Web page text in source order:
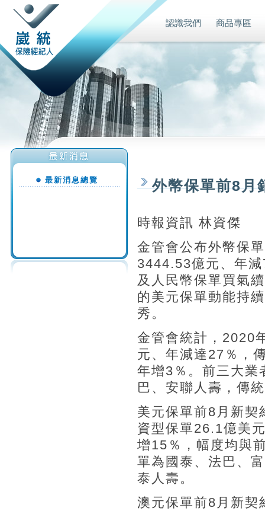
認識我們 商品專區
最新消息總覽 外幣保單前8月
時報資訊 林資傑
金管會公布外幣保
3444.53億元、年
及人民幣保單買氣
的美元保單動能持
秀。
金管會統計，2020
元、年減達27％，
年增3％。前三大業
巴、安聯人壽，傳
美元保單前8月新
資型保單26.1億美
增15％，幅度均與
單為國泰、法巴、
泰人壽。
澳元保單前8月新